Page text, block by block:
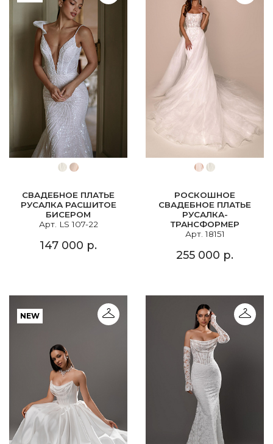
СВАДЕБНОЕ ПЛАТЬЕ
РУСАЛКА РАСШИТОЕ
БИСЕРОМ
Арт. LS 107-22
147 000 р.
РОСКОШНОЕ
СВАДЕБНОЕ ПЛАТЬЕ
РУСАЛКА-
ТРАНСФОРМЕР
Арт. 18151
255 000 р.
NEW